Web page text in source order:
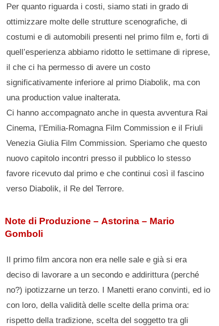
Per quanto riguarda i costi, siamo stati in grado di
ottimizzare molte delle strutture scenografiche, di
costumi e di automobili presenti nel primo film e, forti di
quell’esperienza abbiamo ridotto le settimane di riprese,
il che ci ha permesso di avere un costo
significativamente inferiore al primo Diabolik, ma con
una production value inalterata.
Ci hanno accompagnato anche in questa avventura Rai
Cinema, l’Emilia-Romagna Film Commission e il Friuli
Venezia Giulia Film Commission. Speriamo che questo
nuovo capitolo incontri presso il pubblico lo stesso
favore ricevuto dal primo e che continui così il fascino
verso Diabolik, il Re del Terrore.
Note di Produzione – Astorina – Mario
Gomboli
Il primo film ancora non era nelle sale e già si era
deciso di lavorare a un secondo e addirittura (perché
no?) ipotizzarne un terzo. I Manetti erano convinti, ed io
con loro, della validità delle scelte della prima ora:
rispetto della tradizione, scelta del soggetto tra gli